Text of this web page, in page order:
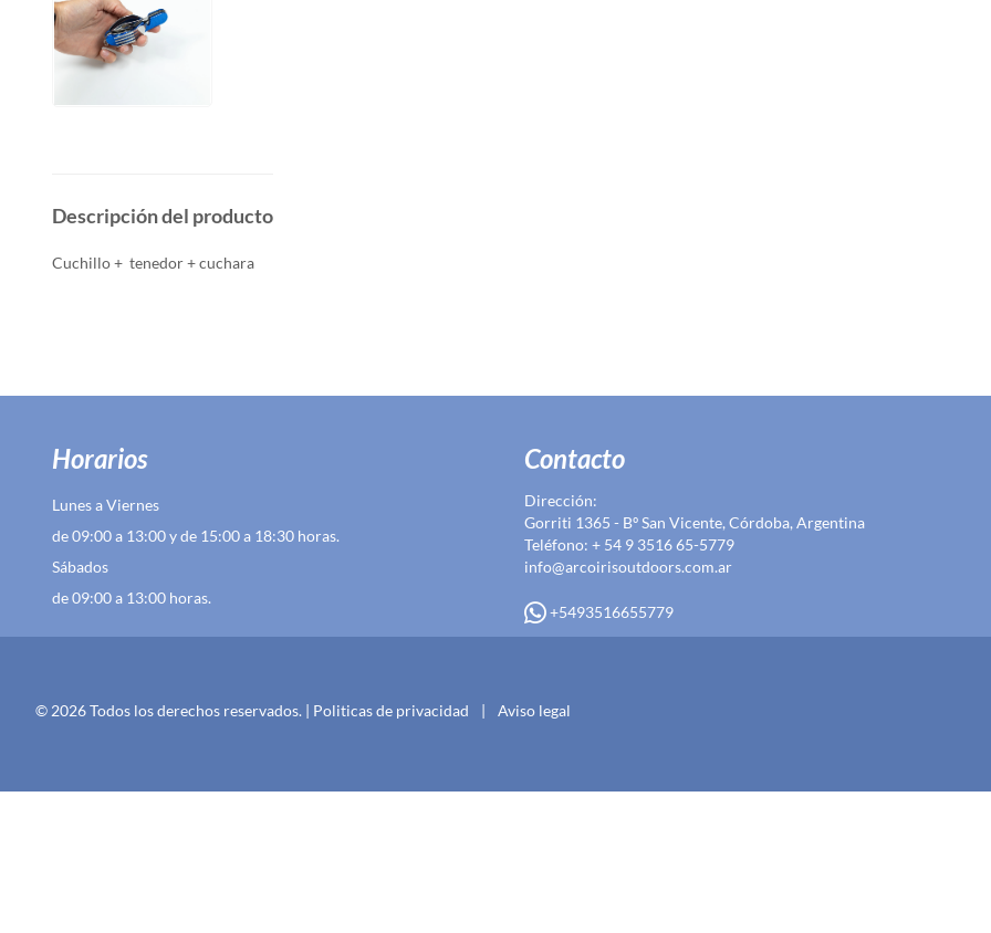
Descripción del producto
Cuchillo + tenedor + cuchara
Horarios
Lunes a Viernes
de 09:00 a 13:00 y de 15:00 a 18:30 horas.
Sábados
de 09:00 a 13:00 horas.
Contacto
Dirección:
Gorriti 1365 - Bº San Vicente, Córdoba, Argentina
Teléfono: + 54 9 3516 65-5779
info@arcoirisoutdoors.com.ar
+5493516655779
© 2026 Todos los derechos reservados. | Politicas de privacidad | Aviso legal